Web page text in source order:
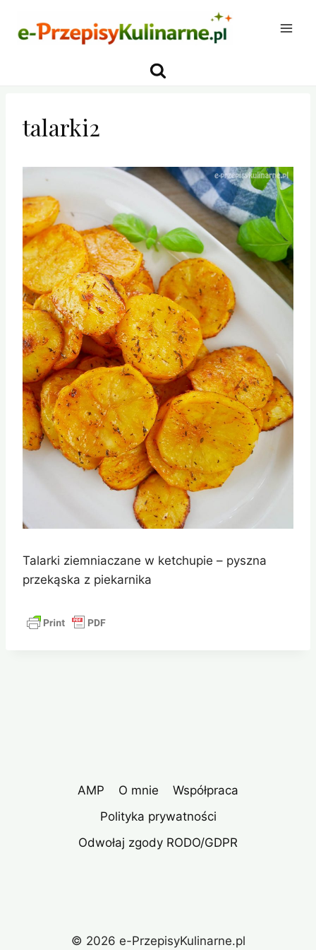
talarki2
Talarki ziemniaczane w ketchupie – pyszna
przekąska z piekarnika
AMP O mnie
Współpraca
Polityka prywatności
Odwołaj zgody RODO/GDPR
© 2026 e-PrzepisyKulinarne.pl